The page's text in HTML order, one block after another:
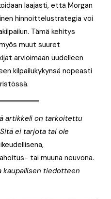
laajasti, että Morgan
hinnoittelustrategia voi
Tämä kehitys
muut suuret
arvioimaan uudelleen
kilpailukykynsä nopeasti
artikkeli on tarkoitettu
ei tarjota tai ole
tai muuna neuvona.
tiedotteen